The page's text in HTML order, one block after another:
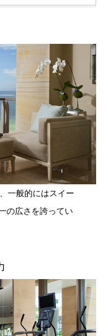
一般的にはスイー
の広さを誇ってい